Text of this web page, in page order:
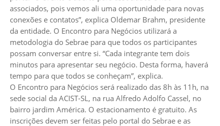
associados, pois vemos ali uma oportunidade para novas
conexões e contatos”, explica Oldemar Brahm, presidente
da entidade. O Encontro para Negócios utilizará a
metodologia do Sebrae para que todos os participantes
possam conversar entre si. “Cada integrante tem dois
minutos para apresentar seu negócio. Desta forma, haverá
tempo para que todos se conheçam”, explica.
O Encontro para Negócios será realizado das 8h às 11h, na
sede social da ACIST-SL, na rua Alfredo Adolfo Cassel, no
bairro jardim América. O estacionamento é gratuito. As
inscrições devem ser feitas pelo portal do Sebrae e as